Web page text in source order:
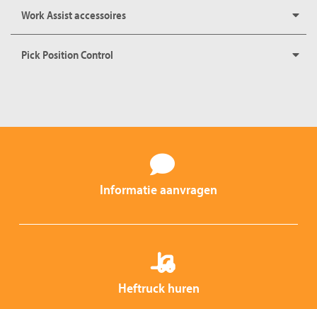
Work Assist accessoires
Pick Position Control
Informatie aanvragen
Heftruck huren